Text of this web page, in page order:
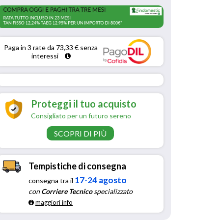
Paga in 3 rate da 73,33 € senza
interessi
Proteggi il tuo acquisto
Consigliato per un futuro sereno
SCOPRI DI PIÙ
Tempistiche di consegna
consegna tra il 17-24 agosto
conCorriere Tecnicospecializzato
maggiori info